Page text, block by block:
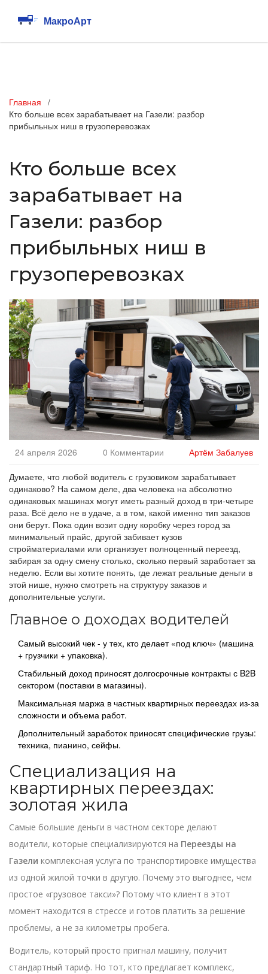
Главная
Кто больше всех зарабатывает на Газели: разбор
прибыльных ниш в грузоперевозках
Кто больше всех
зарабатывает на
Газели: разбор
прибыльных ниш в
грузоперевозках
24 апреля 2026 0 Комментарии Артём Забалуев
Думаете, что любой водитель с грузовиком зарабатывает
одинаково? На самом деле, два человека на абсолютно
одинаковых машинах могут иметь разный доход в три-четыре
раза. Всё дело не в удаче, а в том, какой именно тип заказов
они берут. Пока один возит одну коробку через город за
минимальный прайс, другой забивает кузов
стройматериалами или организует полноценный переезд,
забирая за одну смену столько, сколько первый заработает за
неделю. Если вы хотите понять, где лежат реальные деньги в
этой нише, нужно смотреть на структуру заказов и
дополнительные услуги.
Главное о доходах водителей
Самый высокий чек - у тех, кто делает «под ключ» (машина
+ грузчики + упаковка).
Стабильный доход приносят долгосрочные контракты с B2B
сектором (поставки в магазины).
Максимальная маржа в частных квартирных переездах из-за
сложности и объема работ.
Дополнительный заработок приносят специфические грузы:
техника, пианино, сейфы.
Специализация на
квартирных переездах:
золотая жила
Самые большие деньги в частном секторе делают
водители, которые специализируются на Переезды на
Газели комплексная услуга по транспортировке имущества
из одной жилой точки в другую. Почему это выгоднее, чем
простое «грузовое такси»? Потому что клиент в этот
момент находится в стрессе и готов платить за решение
проблемы, а не за километры пробега.
Водитель, который просто пригнал машину, получит
стандартный тариф. Но тот, кто предлагает комплекс,